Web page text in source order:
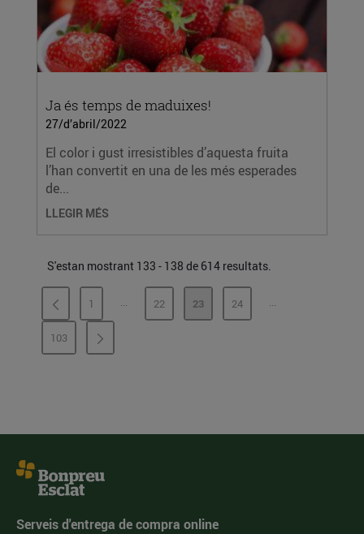
Ja és temps de maduixes!
27/d’abril/2022
El color i gust irresistibles d’aquesta fruita
l’han convertit en una de les més esperades
de...
LLEGIR MÉS
S'estan mostrant 133 - 138 de 614 resultats.
PÀGINA
1 ...PÀGINES INTERMÈDIES
PÀGINA
22 PÀGINA
23 PÀGINA
24 ...PÀGINES
PÀGINA
103
Serveis d'entrega de compra online